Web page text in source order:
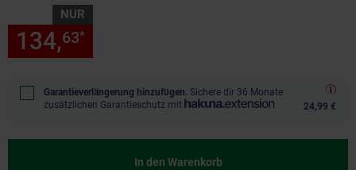
NUR
134,63*
Garantieverlängerung hinzufügen. Sichere dir 36 Monate
zusätzlichen Garantieschutz mit
24,99 €
In den Warenkorb